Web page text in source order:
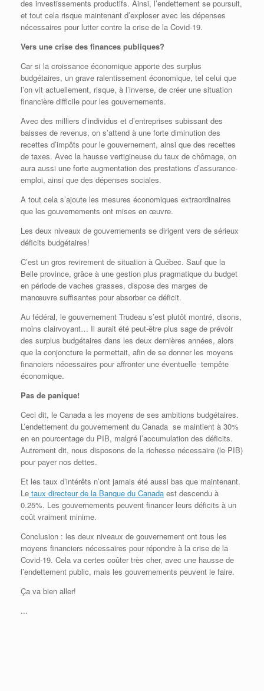
des investissements productifs. Ainsi, l’endettement se poursuit,
et tout cela risque maintenant d’exploser avec les dépenses
nécessaires pour lutter contre la crise de la Covid-19.
Vers une crise des finances publiques?
Car si la croissance économique apporte des surplus
budgétaires, un grave ralentissement économique, tel celui que
l’on vit actuellement, risque, à l’inverse, de créer une situation
financière difficile pour les gouvernements.
Avec des milliers d’individus et d’entreprises subissant des
baisses de revenus, on s’attend à une forte diminution des
recettes d’impôts pour le gouvernement, ainsi que des recettes
de taxes. Avec la hausse vertigineuse du taux de chômage, on
aura aussi une forte augmentation des prestations d’assurance-
emploi, ainsi que des dépenses sociales.
A tout cela s’ajoute les mesures économiques extraordinaires
que les gouvernements ont mises en œuvre.
Les deux niveaux de gouvernements se dirigent vers de sérieux
déficits budgétaires!
C’est un gros revirement de situation à Québec. Sauf que la
Belle province, grâce à une gestion plus pragmatique du budget
en période de vaches grasses, dispose des marges de
manœuvre suffisantes pour absorber ce déficit.
Au fédéral, le gouvernement Trudeau s’est plutôt montré, disons,
moins clairvoyant… Il aurait été peut-être plus sage de prévoir
des surplus budgétaires dans les deux dernières années, alors
que la conjoncture le permettait, afin de se donner les moyens
financiers nécessaires pour affronter une éventuelle tempête
économique.
Pas de panique!
Ceci dit, le Canada a les moyens de ses ambitions budgétaires.
L’endettement du gouvernement du Canada se maintient à 30%
en en pourcentage du PIB, malgré l’accumulation des déficits.
Autrement dit, nous disposons de la richesse nécessaire (le PIB)
pour payer nos dettes.
Et les taux d’intérêts n’ont jamais été aussi bas que maintenant.
Le taux directeur de la Banque du Canada est descendu à
0.25%. Les gouvernements peuvent financer leurs déficits à un
coût vraiment minime.
Conclusion : les deux niveaux de gouvernement ont tous les
moyens financiers nécessaires pour répondre à la crise de la
Covid-19. Cela va certes coûter très cher, avec une hausse de
l’endettement public, mais les gouvernements peuvent le faire.
Ça va bien aller!
...